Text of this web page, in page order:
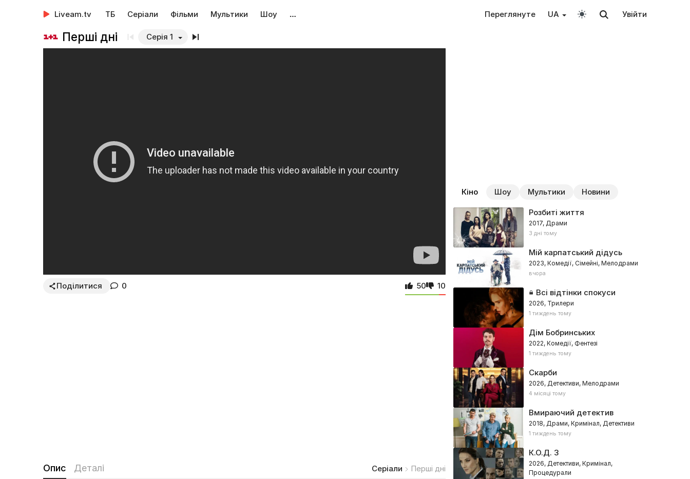
Liveam.tv ТБ Серіали Фільми Мультики Шоу … Переглянуте UA Увійти
Перші дні Серія 1
Поділитися 0 50 10
Опис Деталі Серіали Перші дні
Кіно Шоу Мультики Новини
Розбиті життя
2017, Драми
3 дні тому
Мій карпатський дідусь
2023, Комедії, Сімейні, Мелодрами
вчора
Всі відтінки спокуси
2026, Трилери
1 тиждень тому
Дім Бобринських
2022, Комедії, Фентезі
1 тиждень тому
Скарби
2026, Детективи, Мелодрами
4 місяці тому
Вмираючий детектив
2018, Драми, Кримінал, Детективи
1 тиждень тому
К.О.Д. 3
2026, Детективи, Кримінал,
Процедурали